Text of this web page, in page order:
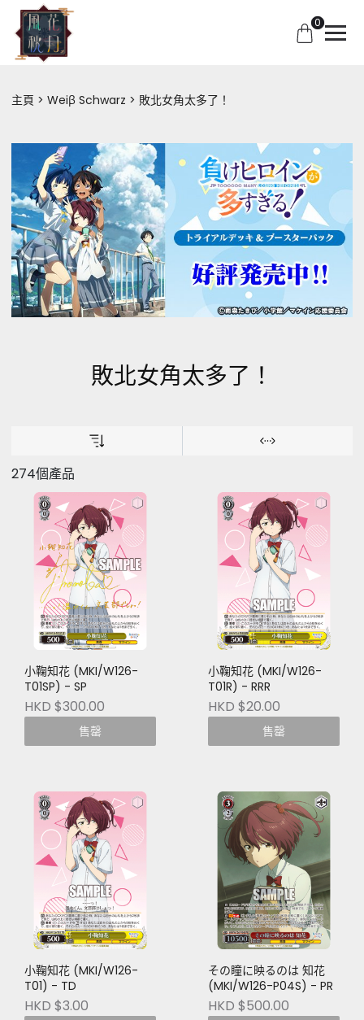
0
主頁 Weiβ Schwarz 敗北女角太多了！
敗北女角太多了！
274個產品
小鞠知花 (MKI/W126-
T01SP) - SP
HKD $300.00
售罄
小鞠知花 (MKI/W126-
T01R) - RRR
HKD $20.00
售罄
小鞠知花 (MKI/W126-
T01) - TD
HKD $3.00
その瞳に映るのは 知花
(MKI/W126-P04S) - PR
HKD $500.00